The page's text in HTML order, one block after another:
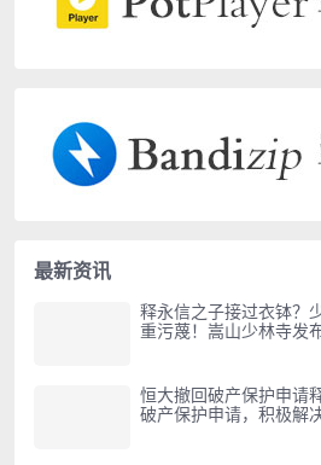
最新资讯
释永信之子接过衣钵？
重污蔑！嵩山少林寺发
恒大撤回破产保护申请
破产保护申请，积极解